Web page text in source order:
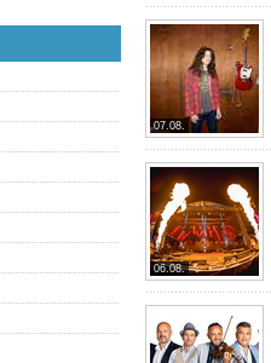
07.08.
06.08.